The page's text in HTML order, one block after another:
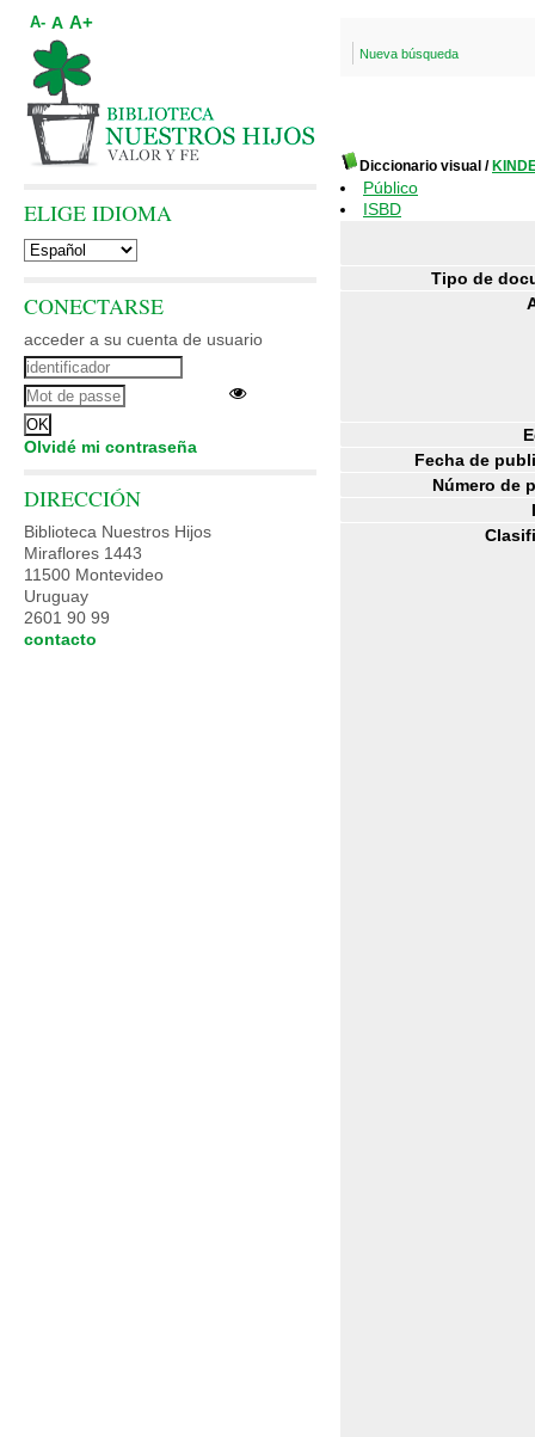
Nueva búsqueda
Diccionario visual /
Público
ISBD
Tipo de
Fecha de
Número de
A- A A+
ELIGE IDIOMA
CONECTARSE
acceder a su cuenta de usuario
Olvidé mi contraseña
DIRECCIÓN
Biblioteca Nuestros Hijos
Miraflores 1443
11500 Montevideo
Uruguay
2601 90 99
contacto